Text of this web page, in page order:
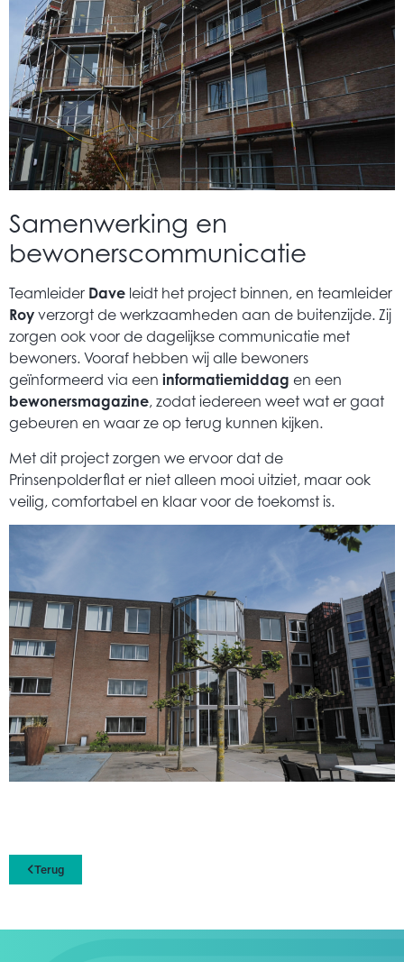
Samenwerking en
bewonerscommunicatie
Teamleider Dave leidt het project binnen, en teamleider
Roy verzorgt de werkzaamheden aan de buitenzijde. Zij
zorgen ook voor de dagelijkse communicatie met
bewoners. Vooraf hebben wij alle bewoners
geïnformeerd via een informatiemiddag en een
bewonersmagazine, zodat iedereen weet wat er gaat
gebeuren en waar ze op terug kunnen kijken.
Met dit project zorgen we ervoor dat de
Prinsenpolderflat er niet alleen mooi uitziet, maar ook
veilig, comfortabel en klaar voor de toekomst is.
Terug